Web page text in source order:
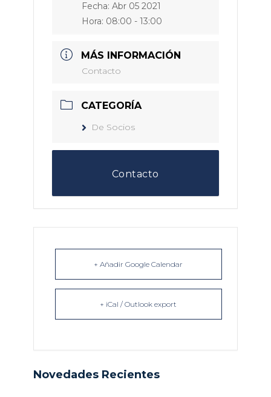
Fecha: Abr 05 2021
Hora: 08:00 - 13:00
MÁS INFORMACIÓN
Contacto
CATEGORÍA
De Socios
Contacto
+ Añadir Google Calendar
+ iCal / Outlook export
Novedades Recientes